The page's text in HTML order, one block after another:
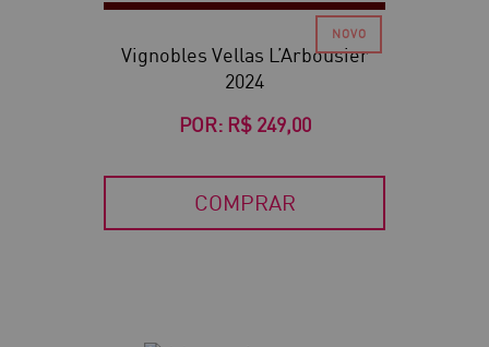
Vignobles Vellas L’Arbousier
2024
POR: R$ 249,00
COMPRAR